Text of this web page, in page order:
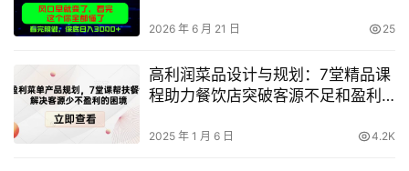
2026 年 6 月 21 日 25
高利润菜品设计与规划：7堂精品课
程助力餐饮店突破客源不足和盈利
2025 年 1 月 6 日 4.2K